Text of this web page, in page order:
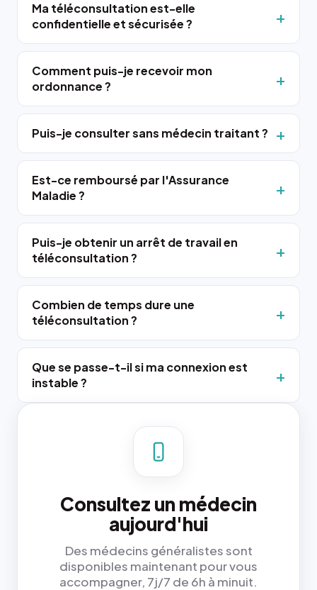
Ma téléconsultation est-elle
confidentielle et sécurisée ?
Comment puis-je recevoir mon
ordonnance ?
Puis-je consulter sans médecin traitant ?
Est-ce remboursé par l'Assurance
Maladie ?
Puis-je obtenir un arrêt de travail en
téléconsultation ?
Combien de temps dure une
téléconsultation ?
Que se passe-t-il si ma connexion est
instable ?
Consultez un médecin
aujourd'hui
Des médecins généralistes sont
disponibles maintenant pour vous
accompagner, 7j/7 de 6h à minuit.